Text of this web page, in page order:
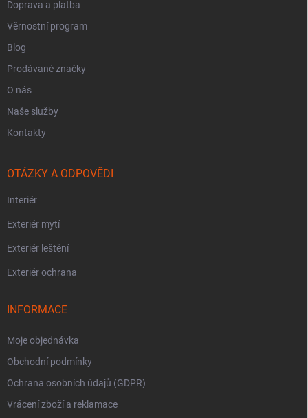
Doprava a platba
Věrnostní program
Blog
Prodávané značky
O nás
Naše služby
Kontakty
OTÁZKY A ODPOVĚDI
Interiér
Exteriér mytí
Exteriér leštění
Exteriér ochrana
INFORMACE
Moje objednávka
Obchodní podmínky
Ochrana osobních údajů (GDPR)
Vrácení zboží a reklamace